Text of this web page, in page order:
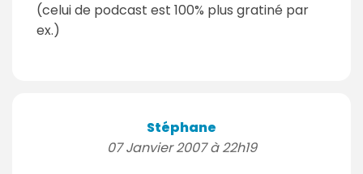
(celui de podcast est 100% plus gratiné par
ex.)
Stéphane
07 Janvier 2007 à 22h19